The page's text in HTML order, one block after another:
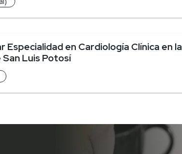
en Cardiología Clínica en la
Luis Potosí